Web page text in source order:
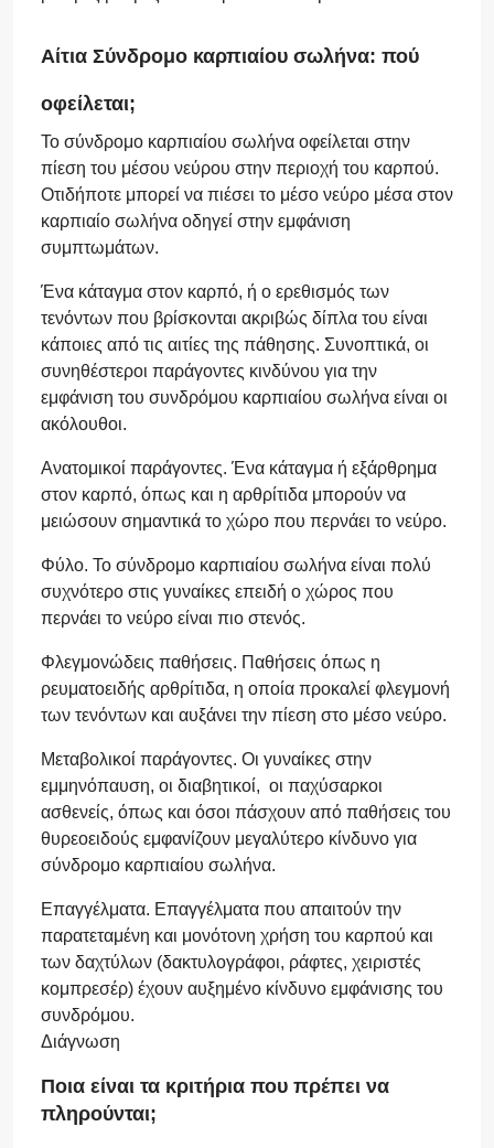
Αίτια Σύνδρομο καρπιαίου σωλήνα: πού
οφείλεται;
To σύνδρομο καρπιαίου σωλήνα οφείλεται στην
πίεση του μέσου νεύρου στην περιοχή του καρπού.
Οτιδήποτε μπορεί να πιέσει το μέσο νεύρο μέσα στον
καρπιαίο σωλήνα οδηγεί στην εμφάνιση
συμπτωμάτων.
Ένα κάταγμα στον καρπό, ή ο ερεθισμός των
τενόντων που βρίσκονται ακριβώς δίπλα του είναι
κάποιες από τις αιτίες της πάθησης. Συνοπτικά, οι
συνηθέστεροι παράγοντες κινδύνου για την
εμφάνιση του συνδρόμου καρπιαίου σωλήνα είναι οι
ακόλουθοι.
Ανατομικοί παράγοντες. Ένα κάταγμα ή εξάρθρημα
στον καρπό, όπως και η αρθρίτιδα μπορούν να
μειώσουν σημαντικά το χώρο που περνάει το νεύρο.
Φύλο. Το σύνδρομο καρπιαίου σωλήνα είναι πολύ
συχνότερο στις γυναίκες επειδή ο χώρος που
περνάει το νεύρο είναι πιο στενός.
Φλεγμονώδεις παθήσεις. Παθήσεις όπως η
ρευματοειδής αρθρίτιδα, η οποία προκαλεί φλεγμονή
των τενόντων και αυξάνει την πίεση στο μέσο νεύρο.
Μεταβολικοί παράγοντες. Οι γυναίκες στην
εμμηνόπαυση, οι διαβητικοί, οι παχύσαρκοι
ασθενείς, όπως και όσοι πάσχουν από παθήσεις του
θυρεοειδούς εμφανίζουν μεγαλύτερο κίνδυνο για
σύνδρομο καρπιαίου σωλήνα.
Επαγγέλματα. Επαγγέλματα που απαιτούν την
παρατεταμένη και μονότονη χρήση του καρπού και
των δαχτύλων (δακτυλογράφοι, ράφτες, χειριστές
κομπρεσέρ) έχουν αυξημένο κίνδυνο εμφάνισης του
συνδρόμου.
Διάγνωση
Ποια είναι τα κριτήρια που πρέπει να
πληρούνται;